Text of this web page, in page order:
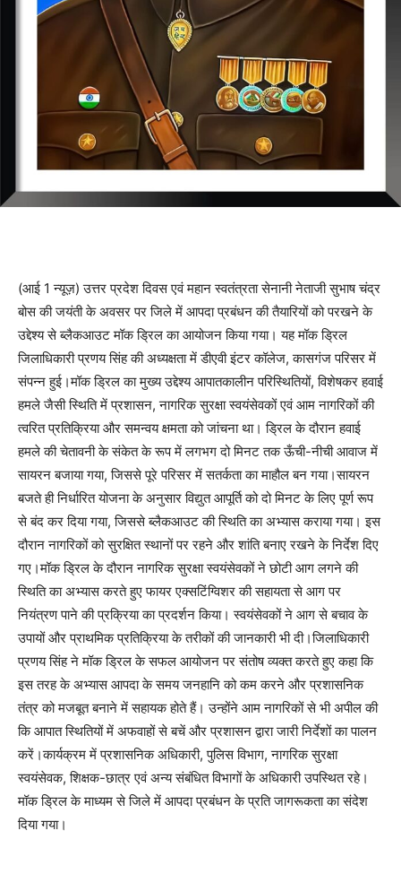
(आई 1 न्यूज़) उत्तर प्रदेश दिवस एवं महान स्वतंत्रता सेनानी नेताजी सुभाष चंद्र
बोस की जयंती के अवसर पर जिले में आपदा प्रबंधन की तैयारियों को परखने के
उद्देश्य से ब्लैकआउट मॉक ड्रिल का आयोजन किया गया। यह मॉक ड्रिल
जिलाधिकारी प्रणय सिंह की अध्यक्षता में डीएवी इंटर कॉलेज, कासगंज परिसर में
संपन्न हुई।मॉक ड्रिल का मुख्य उद्देश्य आपातकालीन परिस्थितियों, विशेषकर हवाई
हमले जैसी स्थिति में प्रशासन, नागरिक सुरक्षा स्वयंसेवकों एवं आम नागरिकों की
त्वरित प्रतिक्रिया और समन्वय क्षमता को जांचना था। ड्रिल के दौरान हवाई
हमले की चेतावनी के संकेत के रूप में लगभग दो मिनट तक ऊँची-नीची आवाज में
सायरन बजाया गया, जिससे पूरे परिसर में सतर्कता का माहौल बन गया।सायरन
बजते ही निर्धारित योजना के अनुसार विद्युत आपूर्ति को दो मिनट के लिए पूर्ण रूप
से बंद कर दिया गया, जिससे ब्लैकआउट की स्थिति का अभ्यास कराया गया। इस
दौरान नागरिकों को सुरक्षित स्थानों पर रहने और शांति बनाए रखने के निर्देश दिए
गए।मॉक ड्रिल के दौरान नागरिक सुरक्षा स्वयंसेवकों ने छोटी आग लगने की
स्थिति का अभ्यास करते हुए फायर एक्सटिंग्विशर की सहायता से आग पर
नियंत्रण पाने की प्रक्रिया का प्रदर्शन किया। स्वयंसेवकों ने आग से बचाव के
उपायों और प्राथमिक प्रतिक्रिया के तरीकों की जानकारी भी दी।जिलाधिकारी
प्रणय सिंह ने मॉक ड्रिल के सफल आयोजन पर संतोष व्यक्त करते हुए कहा कि
इस तरह के अभ्यास आपदा के समय जनहानि को कम करने और प्रशासनिक
तंत्र को मजबूत बनाने में सहायक होते हैं। उन्होंने आम नागरिकों से भी अपील की
कि आपात स्थितियों में अफवाहों से बचें और प्रशासन द्वारा जारी निर्देशों का पालन
करें।कार्यक्रम में प्रशासनिक अधिकारी, पुलिस विभाग, नागरिक सुरक्षा
स्वयंसेवक, शिक्षक-छात्र एवं अन्य संबंधित विभागों के अधिकारी उपस्थित रहे।
मॉक ड्रिल के माध्यम से जिले में आपदा प्रबंधन के प्रति जागरूकता का संदेश
दिया गया।